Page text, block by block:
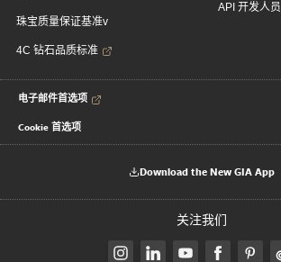
珠宝质量保证基准v
4C 钻石品质标准
API 开发人员
电子邮件首选项
Cookie 首选项
Download the New GIA App
关注我们